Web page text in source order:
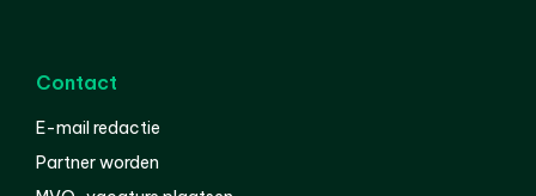
Contact
E-mail redactie
Partner worden